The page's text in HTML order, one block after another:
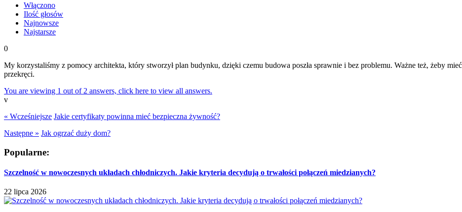
Włączono
Ilość głosów
Najnowsze
Najstarsze
0
My korzystaliśmy z pomocy architekta, który stworzył plan budynku, dzięki czemu budowa poszła sprawnie i bez problemu. Ważne też, żeby
przekręci.
You are viewing 1 out of 2 answers, click here to view all answers.
v
« Wcześniejsze Jakie certyfikaty powinna mieć bezpieczna żywność?
Następne » Jak ogrzać duży dom?
Popularne:
Szczelność w nowoczesnych układach chłodniczych. Jakie kryteria decydują o trwałości połączeń miedzianych?
22 lipca 2026